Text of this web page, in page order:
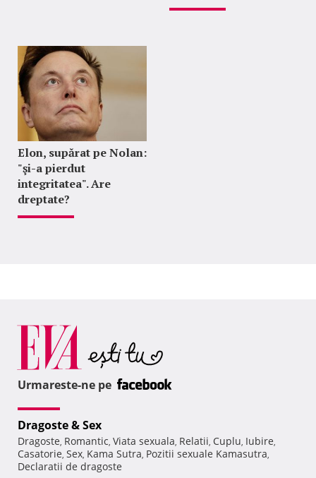
Elon, supărat pe Nolan:
"şi-a pierdut
integritatea". Are
dreptate?
Urmareste-ne pe
Dragoste & Sex
Dragoste, Romantic, Viata sexuala, Relatii, Cuplu, Iubire,
Casatorie, Sex, Kama Sutra, Pozitii sexuale Kamasutra,
Declaratii de dragoste